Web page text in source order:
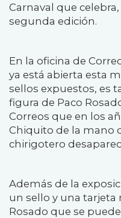
Carnaval que
segunda edición.
En la oficina de
ya está abierta esta
sellos expuestos, es
figura de Paco
Correos que en los
Chiquito de la mano
chirigotero
Además de la
un sello y una tarjeta
Rosado que se